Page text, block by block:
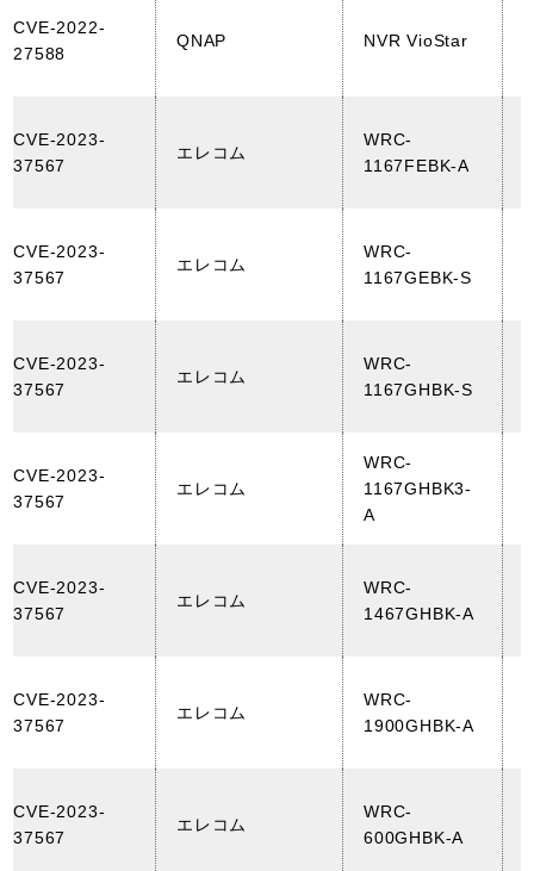
CVE-2022-
27588
QNAP NVR VioStar
CVE-2023-
37567
エレコム
WRC-
1167FEBK-A
CVE-2023-
37567
エレコム
WRC-
1167GEBK-S
CVE-2023-
37567
エレコム
WRC-
1167GHBK-S
CVE-2023-
37567
エレコム
WRC-
1167GHBK3-
A
CVE-2023-
37567
エレコム
WRC-
1467GHBK-A
CVE-2023-
37567
エレコム
WRC-
1900GHBK-A
CVE-2023-
37567
エレコム
WRC-
600GHBK-A